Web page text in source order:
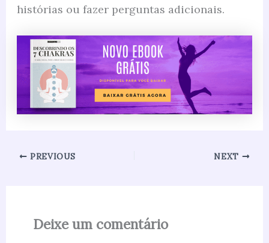
histórias ou fazer perguntas adicionais.
PREVIOUS NEXT
Deixe um comentário